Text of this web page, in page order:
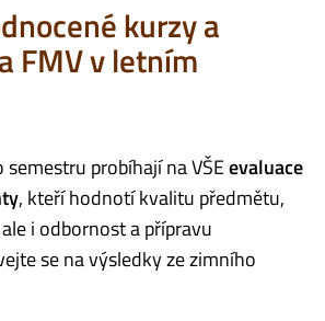
kurzy a
FMV v letním
probíhají na VŠEevaluace
, kteří hodnotí kvalitu předmětu,
i odbornost a přípravu
se na výsledky ze zimního